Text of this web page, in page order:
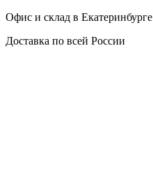
Офис и склад в Екатеринбурге
Доставка по всей России